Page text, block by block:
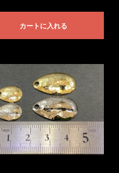
カートに入れる